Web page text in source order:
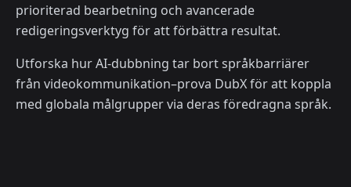
prioriterad bearbetning och avancerade
redigeringsverktyg för att förbättra resultat.
Utforska hur AI-dubbning tar bort språkbarriärer
från videokommunikation–prova DubX för att koppla
med globala målgrupper via deras föredragna språk.